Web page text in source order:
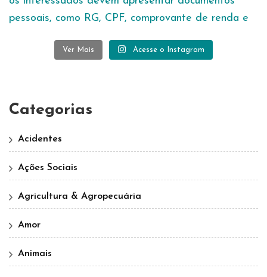
Ver Mais Acesse o Instagram
Categorias
Acidentes
Ações Sociais
Agricultura & Agropecuária
Amor
Animais